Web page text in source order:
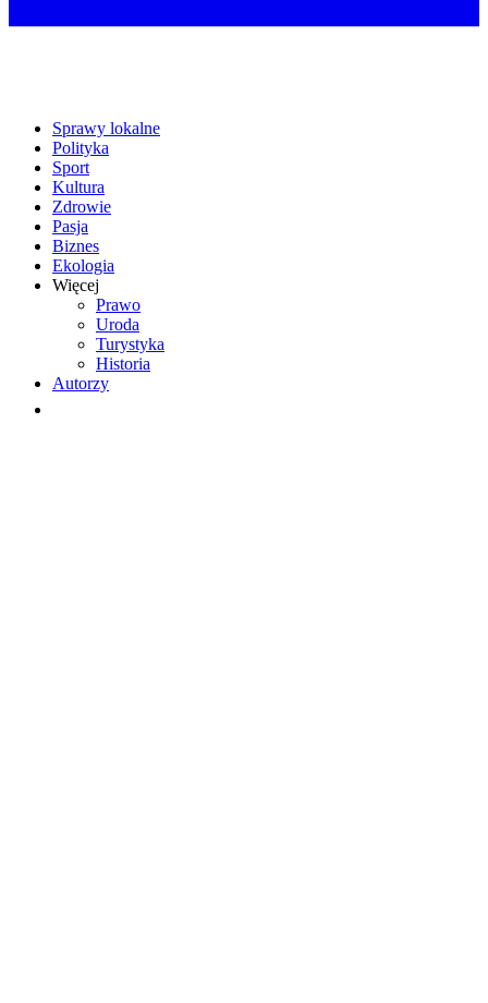
Sprawy lokalne
Polityka
Sport
Kultura
Zdrowie
Pasja
Biznes
Ekologia
Więcej
Prawo
Uroda
Turystyka
Historia
Autorzy